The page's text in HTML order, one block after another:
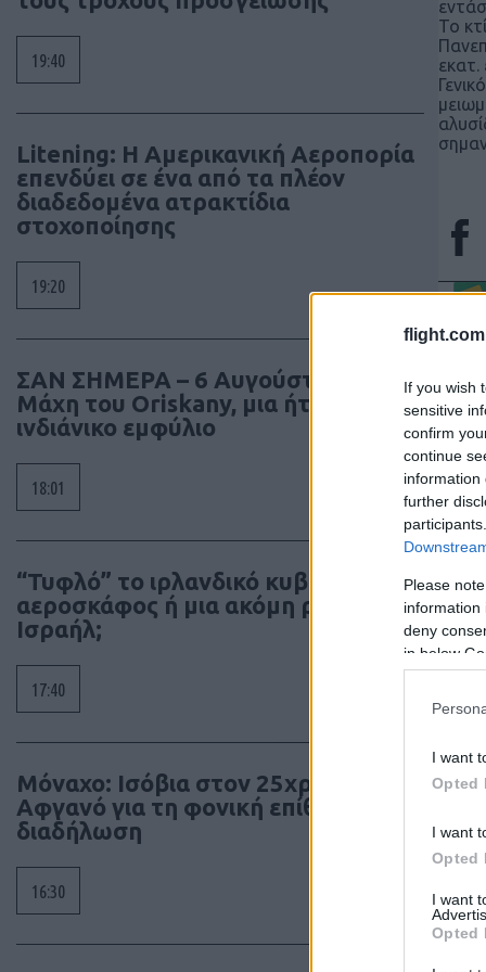
If you wish
sensitive
confirm
continue
information
further
Please
information
deny
in below
I want
Opted
I want
Opted
I want
Opted
19:40
Litening: Η Αμερικανική Αεροπορία
επενδύει σε ένα από τα πλέον
διαδεδομένα ατρακτίδια
στοχοποίησης
19:20
ΣΑΝ ΣΗΜΕΡΑ – 6 Αυγούστου 1777:
Μάχη του Oriskany, μια ήττα με
ινδιάνικο εμφύλιο
18:01
“Τυφλό” το ιρλανδικό κυβερνητικό
αεροσκάφος ή μια ακόμη ρήξη με το
Ισραήλ;
17:40
Μόναχο: Ισόβια στον 25χρονο
Αφγανό για τη φονική επίθεση σε
διαδήλωση
16:30
Το
εκατ.
κι